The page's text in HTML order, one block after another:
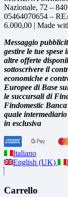
Nazionale, 72 –
05464070654 –
6.000,00 | Made
Messaggio
gestire le tue spese
altre offerte
sottoscrivere il
economiche e
Europee di Base
le succursali di
Findomestic
quale
in esclusiva
Italiano
English (UK)
Carrello